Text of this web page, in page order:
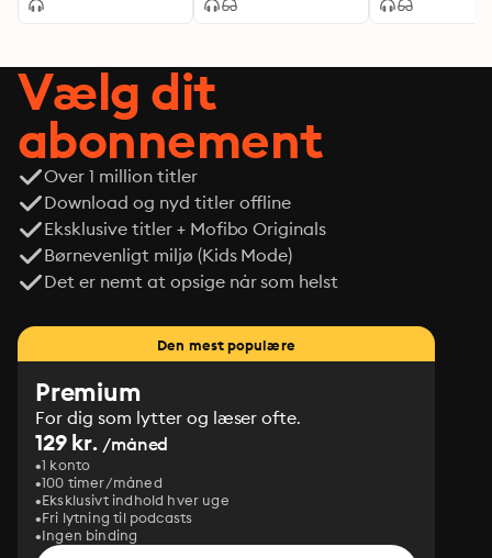
Vælg dit
abonnement
Over 1 million titler
Download og nyd titler offline
Eksklusive titler + Mofibo Originals
Børnevenligt miljø (Kids Mode)
Det er nemt at opsige når som helst
Den mest populære
Premium
For dig som lytter og læser ofte.
129 kr. /måned
1 konto
100 timer/måned
Eksklusivt indhold hver uge
Fri lytning til podcasts
Ingen binding